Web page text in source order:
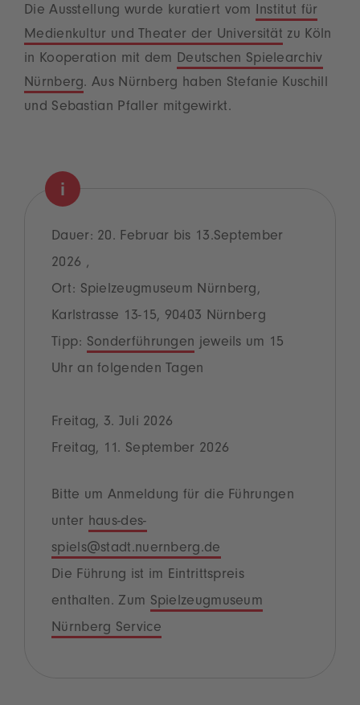
Die Ausstellung wurde kuratiert vom Institut für
Medienkultur und Theater der Universität zu Köln
in Kooperation mit dem Deutschen Spielearchiv
Nürnberg. Aus Nürnberg haben Stefanie Kuschill
und Sebastian Pfaller mitgewirkt.
Dauer: 20. Februar bis 13.September
2026 ‚
Ort: Spielzeugmuseum Nürnberg,
Karlstrasse 13-15, 90403 Nürnberg
Tipp: Sonderführungen jeweils um 15
Uhr an folgenden Tagen
Freitag, 3. Juli 2026
Freitag, 11. September 2026
Bitte um Anmeldung für die Führungen
unter haus-des-
spiels@stadt.nuernberg.de
Die Führung ist im Eintrittspreis
enthalten. Zum Spielzeugmuseum
Nürnberg Service